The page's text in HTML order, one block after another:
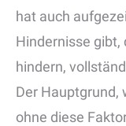
hat auch
Hindernisse gibt,
hindern,
Der Hauptgrund,
ohne diese